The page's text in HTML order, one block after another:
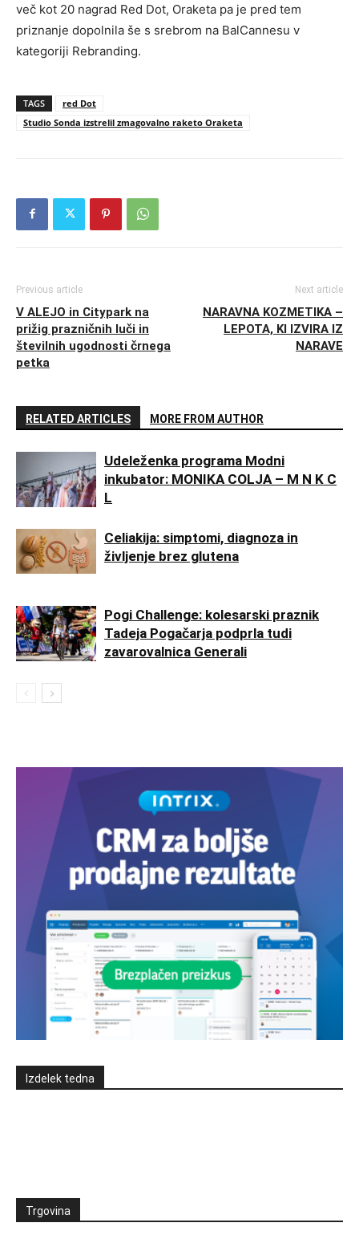
več kot 20 nagrad Red Dot, Oraketa pa je pred tem
priznanje dopolnila še s srebrom na BalCannesu v
kategoriji Rebranding.
TAGS
red Dot
Studio Sonda izstrelil zmagovalno raketo Oraketa
Previous article
V ALEJO in Citypark na
prižig prazničnih luči in
številnih ugodnosti črnega
petka
Next article
NARAVNA KOZMETIKA –
LEPOTA, KI IZVIRA IZ
NARAVE
RELATED ARTICLES MORE FROM AUTHOR
Udeleženka programa Modni
inkubator: MONIKA COLJA – M N K C
L
Celiakija: simptomi, diagnoza in
življenje brez glutena
Pogi Challenge: kolesarski praznik
Tadeja Pogačarja podprla tudi
zavarovalnica Generali
Izdelek tedna
Trgovina